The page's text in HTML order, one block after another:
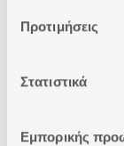
Προτιμήσεις
Στατιστικά
Εμπορικής